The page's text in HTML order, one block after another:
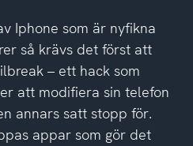
Iphone som är nyfikna
så krävs det först att
– ett hack som
att modifiera sin telefon
annars satt stopp för.
appar som gör det